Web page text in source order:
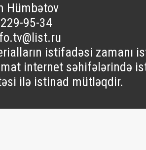
Hümbətov
95-34
istifadəsi zamanı
internet səhifələrində
ilə istinad mütləqdir.